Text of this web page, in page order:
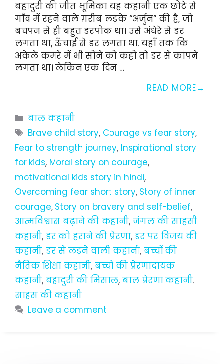
बहादुरी की जीत भूमिका यह कहानी एक छोटे से
गाँव में रहने वाले ग़रीब लड़के “अर्जुन” की है, जो
बचपन से ही बहुत डरपोक था। उसे अंधेरे से डर
लगता था, ऊँचाई से डर लगता था, यहाँ तक कि
अकेले कमरे में भी सोने को कहो तो डर से कांपने
लगता था। लेकिन एक दिन …
READ MORE
Categories
बाल कहानी
Tags
Brave child story, Courage vs fear story,
Fear to strength journey, Inspirational story
for kids, Moral story on courage,
motivational kids story in hindi,
Overcoming fear short story, Story of inner
courage, Story on bravery and self-belief,
आत्मविश्वास बढ़ाने की कहानी, जंगल की साहसी
कहानी, डर को हराने की प्रेरणा, डर पर विजय की
कहानी, डर से लड़ने वाली कहानी, बच्चों की
नैतिक शिक्षा कहानी, बच्चों की प्रेरणादायक
कहानी, बहादुरी की मिसाल, बाल प्रेरणा कहानी,
साहस की कहानी
Leave a comment